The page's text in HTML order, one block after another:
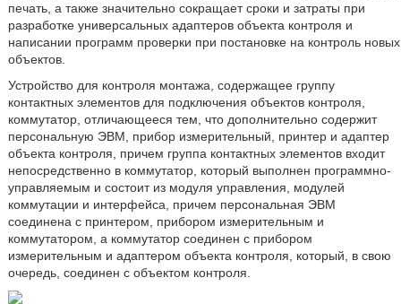
печать, а также значительно сокращает сроки и затраты при
разработке универсальных адаптеров объекта контроля и
написании программ проверки при постановке на контроль новых
объектов.
Устройство для контроля монтажа, содержащее группу
контактных элементов для подключения объектов контроля,
коммутатор, отличающееся тем, что дополнительно содержит
персональную ЭВМ, прибор измерительный, принтер и адаптер
объекта контроля, причем группа контактных элементов входит
непосредственно в коммутатор, который выполнен программно-
управляемым и состоит из модуля управления, модулей
коммутации и интерфейса, причем персональная ЭВМ
соединена с принтером, прибором измерительным и
коммутатором, а коммутатор соединен с прибором
измерительным и адаптером объекта контроля, который, в свою
очередь, соединен с объектом контроля.